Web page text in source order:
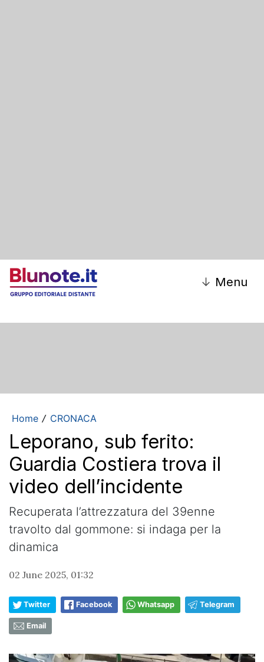
↓ Menu
Home / CRONACA
Leporano, sub ferito:
Guardia Costiera trova il
video dell’incidente
Recuperata l’attrezzatura del 39enne
travolto dal gommone: si indaga per la
dinamica
02 June 2025, 01:32
Twitter Facebook Whatsapp Telegram
Email